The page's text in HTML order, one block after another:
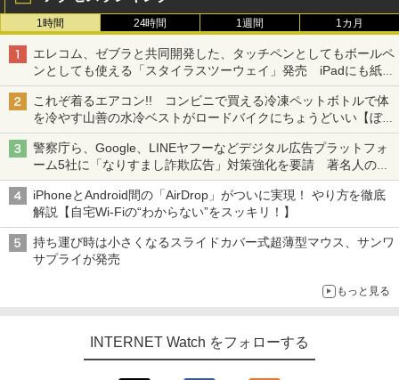
1時間 24時間 1週間 1カ月
エレコム、ゼブラと共同開発した、タッチペンとしてもボールペ
ンとしても使える「スタイラスツーウェイ」発売 iPadにも紙に
も、持ち替えずに書き込める
これぞ着るエアコン!! コンビニで買える冷凍ペットボトルで体
を冷やす山善の水冷ベストがロードバイクにちょうどいい【ぼっ
ち・ざ・ろーど！その14】【空いた時間でなにしてる？】
警察庁ら、Google、LINEヤフーなどデジタル広告プラットフォ
ーム5社に「なりすまし詐欺広告」対策強化を要請 著名人の写
真や映像を使った投資詐欺などへの対策として
iPhoneとAndroid間の「AirDrop」がついに実現！ やり方を徹底
解説【自宅Wi-Fiの“わからない”をスッキリ！】
持ち運び時は小さくなるスライドカバー式超薄型マウス、サンワ
サプライが発売
もっと見る
INTERNET Watch をフォローする